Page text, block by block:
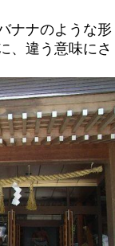
ナナのような形
、違う意味にさ